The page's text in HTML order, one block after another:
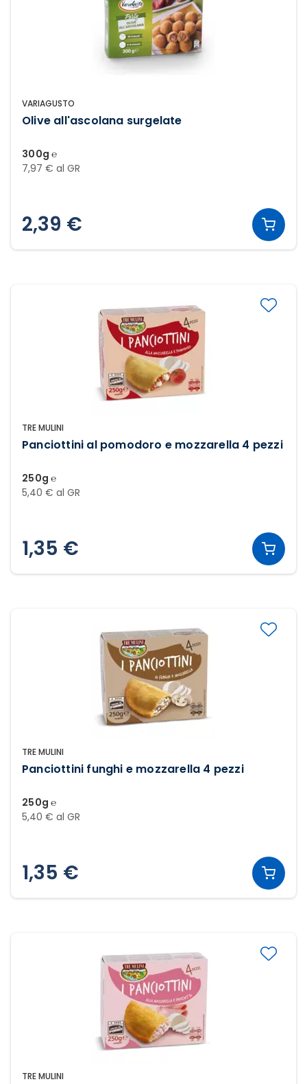
VARIAGUSTO
Olive all'ascolana surgelate
300g ℮
7,97 € al GR
2,39 €
TRE MULINI
Panciottini al pomodoro e mozzarella 4 pezzi
250g ℮
5,40 € al GR
1,35 €
TRE MULINI
Panciottini funghi e mozzarella 4 pezzi
250g ℮
5,40 € al GR
1,35 €
TRE MULINI